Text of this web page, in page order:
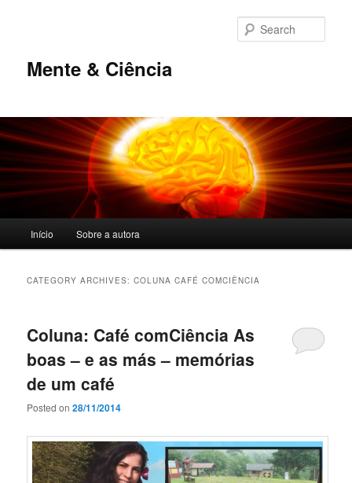
Mente & Ciência
Skip to primary content
Skip to secondary content
Início Sobre a autora
CATEGORY ARCHIVES:COLUNA CAFÉ COMCIÊNCIA
Coluna: Café comCiência As
boas – e as más – memórias
de um café
Posted on28/11/2014